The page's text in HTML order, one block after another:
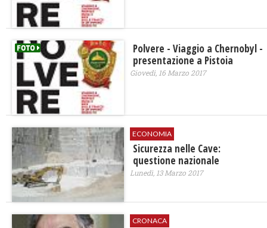
Polvere - Viaggio a Chernobyl -
presentazione a Pistoia
Giovedì, 16 Marzo 2017
ECONOMIA
Sicurezza nelle Cave:
questione nazionale
Lunedì, 13 Marzo 2017
CRONACA